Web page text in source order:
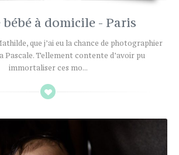
bébé à domicile - Paris
que j’ai eu la chance de photographier
Pascale. Tellement contente d’avoir pu
immortaliser ces mo...